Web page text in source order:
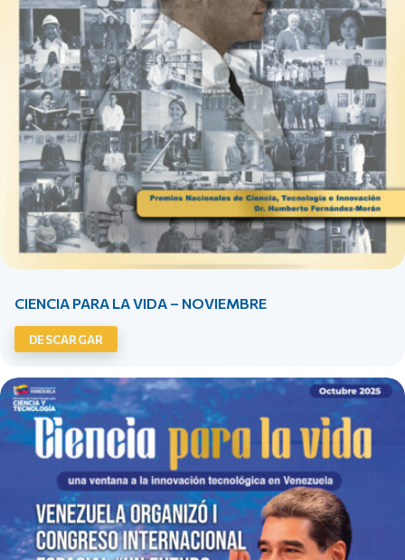
CIENCIA PARA LA VIDA – NOVIEMBRE
DESCARGAR